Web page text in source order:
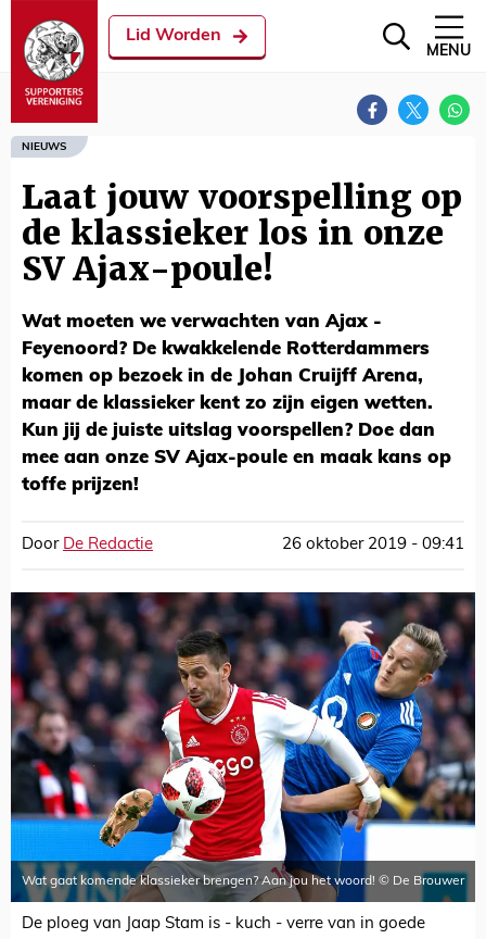
Lid Worden
MENU
NIEUWS
Laat jouw voorspelling op
de klassieker los in onze
SV Ajax-poule!
Wat moeten we verwachten van Ajax -
Feyenoord? De kwakkelende Rotterdammers
komen op bezoek in de Johan Cruijff Arena,
maar de klassieker kent zo zijn eigen wetten.
Kun jij de juiste uitslag voorspellen? Doe dan
mee aan onze SV Ajax-poule en maak kans op
toffe prijzen!
Door De Redactie 26 oktober 2019 - 09:41
Wat gaat komende klassieker brengen? Aan jou het woord! © De Brouwer
De ploeg van Jaap Stam is - kuch - verre van in goede